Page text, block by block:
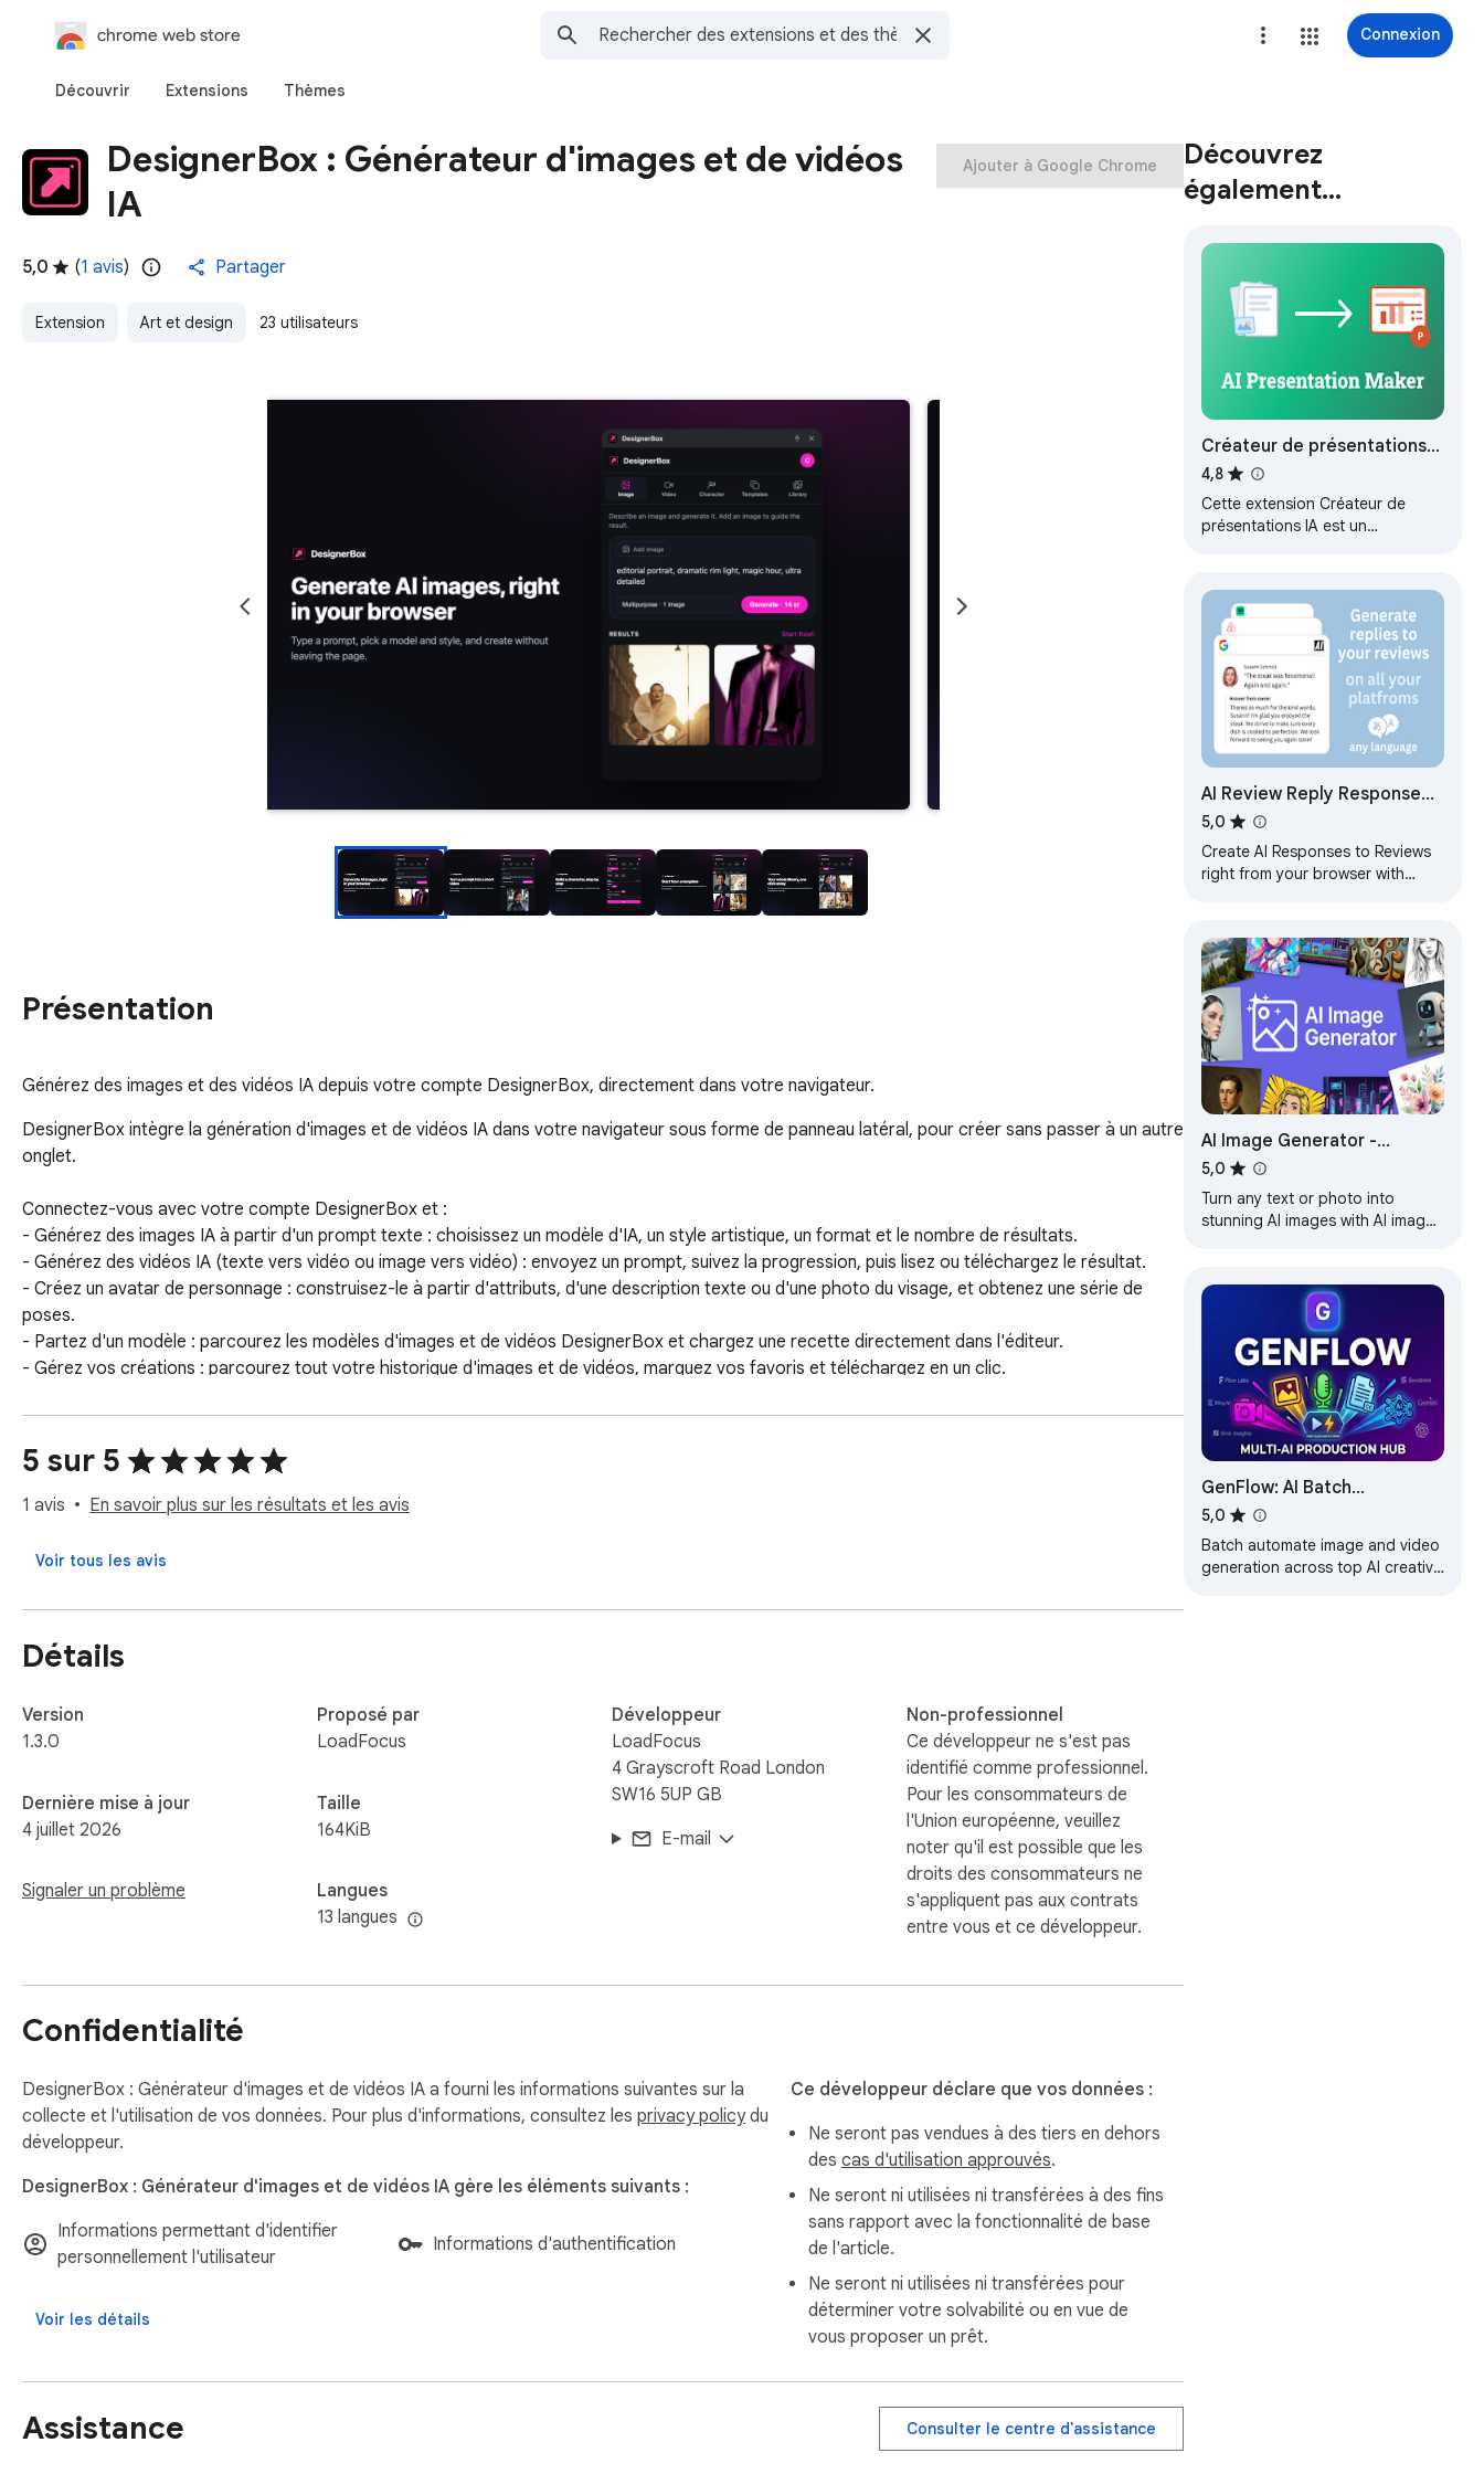
chrome web store Connexion
Découvrir Extensions Thèmes
DesignerBox : Générateur d'images et de vidéos
IA
5,0 (1 avis) Partager
Extension Art et design 23 utilisateurs
Ajouter à Google Chrome
Présentation
Générez des images et des vidéos IA depuis votre compte DesignerBox, directement dans votre navigateur.
DesignerBox intègre la génération d'images et de vidéos IA dans votre navigateur sous forme de panneau latéral, pour créer sans passer à un autre
onglet.
Connectez-vous avec votre compte DesignerBox et :
- Générez des images IA à partir d'un prompt texte : choisissez un modèle d'IA, un style artistique, un format et le nombre de résultats.
- Générez des vidéos IA (texte vers vidéo ou image vers vidéo) : envoyez un prompt, suivez la progression, puis lisez ou téléchargez le résultat.
- Créez un avatar de personnage : construisez-le à partir d'attributs, d'une description texte ou d'une photo du visage, et obtenez une série de
poses.
- Partez d'un modèle : parcourez les modèles d'images et de vidéos DesignerBox et chargez une recette directement dans l'éditeur.
- Gérez vos créations : parcourez tout votre historique d'images et de vidéos, marquez vos favoris et téléchargez en un clic.
transformer en prompt.
- Consultez d'un coup d'œil le solde de crédits de votre forfait.
Un compte DesignerBox est nécessaire (designerbox.ai). L'extension communique uniquement avec l'API DesignerBox et ne lit jamais les pages que
5 sur 5
1 avis En savoir plus sur les résultats et les avis
Voir tous les avis
Détails
Version
1.3.0
Dernière mise à jour
4 juillet 2026
Signaler un problème
Proposé par
LoadFocus
Taille
164KiB
Langues
13 langues
Développeur
LoadFocus
4 Grayscroft Road London
SW16 5UP GB
E-mail
Non-professionnel
Ce développeur ne s'est pas
identifié comme professionnel.
Pour les consommateurs de
l'Union européenne, veuillez
noter qu'il est possible que les
droits des consommateurs ne
s'appliquent pas aux contrats
entre vous et ce développeur.
Confidentialité
DesignerBox : Générateur d'images et de vidéos IA a fourni les informations suivantes sur la
collecte et l'utilisation de vos données. Pour plus d'informations, consultez les privacy policydu
développeur.
DesignerBox : Générateur d'images et de vidéos IA gère les éléments suivants :
Informations permettant d'identifier
personnellement l'utilisateur
Informations d'authentification
Voir les détails
Ce développeur déclare que vos données :
Ne seront pas vendues à des tiers en dehors
des cas d'utilisation approuvés.
Ne seront ni utilisées ni transférées à des fins
sans rapport avec la fonctionnalité de base
de l'article.
Ne seront ni utilisées ni transférées pour
déterminer votre solvabilité ou en vue de
vous proposer un prêt.
Assistance Consulter le centre d'assistance
Découvrez
également…
Créateur de présentations
IA
4,8
Cette extension Créateur de
présentations IA est un
images et des…
AI Review Reply Response
Generator
5,0
Create AI Responses to Reviews
right from your browser with
AI Image Generator -
Create, Edit & Transform
Any Image from Text or
Photo
5,0
Turn any text or photo into
stunning AI images with AI image
download.
GenFlow: AI Batch
Automation for Image &
Video
5,0
Batch automate image and video
generation across top AI creative